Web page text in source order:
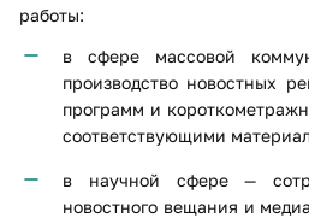
работы:
в сфере массовой
производство новостных
программ и
соответствующими
в научной сфере —
новостного вещания и